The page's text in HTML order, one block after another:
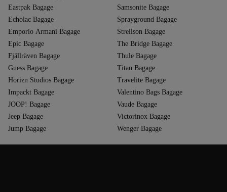
Eastpak Bagage
Echolac Bagage
Emporio Armani Bagage
Epic Bagage
Fjällräven Bagage
Guess Bagage
Horizn Studios Bagage
Impackt Bagage
JOOP! Bagage
Jeep Bagage
Jump Bagage
Samsonite Bagage
Sprayground Bagage
Strellson Bagage
The Bridge Bagage
Thule Bagage
Titan Bagage
Travelite Bagage
Valentino Bags Bagage
Vaude Bagage
Victorinox Bagage
Wenger Bagage